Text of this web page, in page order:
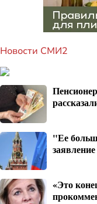
Новости СМИ2
"Ее
«Это